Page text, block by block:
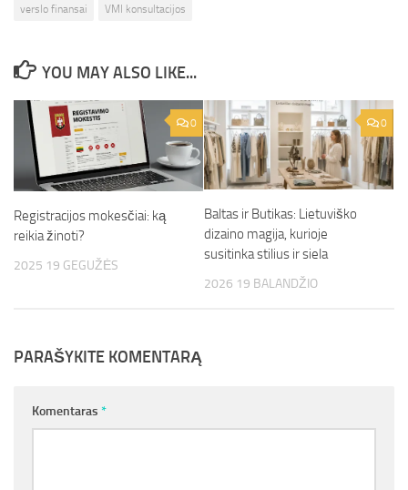
verslo finansai VMI konsultacijos
YOU MAY ALSO LIKE...
0
Registracijos mokesčiai: ką
reikia žinoti?
2025 19 GEGUŽĖS
0
Baltas ir Butikas: Lietuviško
dizaino magija, kurioje
susitinka stilius ir siela
2026 19 BALANDŽIO
PARAŠYKITE KOMENTARĄ
Komentaras *